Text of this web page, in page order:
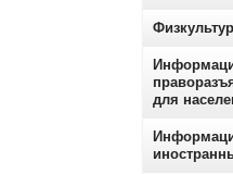
для